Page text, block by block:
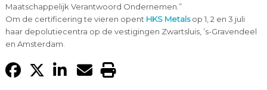
Maatschappelijk Verantwoord Ondernemen.”
Om de certificering te vieren opent HKS Metalsop 1, 2 en 3 juli
haar depolutiecentra op de vestigingen Zwartsluis, ’s-Gravendeel
en Amsterdam.